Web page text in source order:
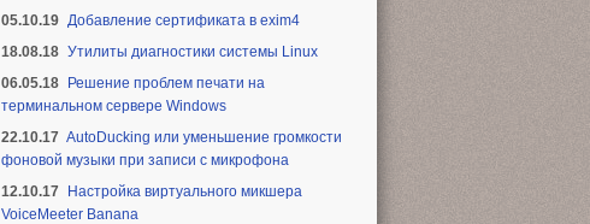
05.10.19 Добавление сертификата в exim4
18.08.18 Утилиты диагностики системы Linux
06.05.18 Решение проблем печати на
терминальном сервере Windows
22.10.17 AutoDucking или уменьшение громкости
фоновой музыки при записи с микрофона
12.10.17
Настройка виртуального микшера
VoiceMeeter Banana